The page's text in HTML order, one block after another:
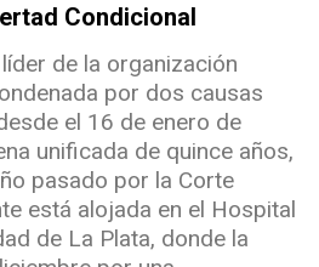
Condicional
de la organización
por dos causas
el 16 de enero de
unificada de quince años,
pasado por la Corte
está alojada en el Hospital
de La Plata, donde la